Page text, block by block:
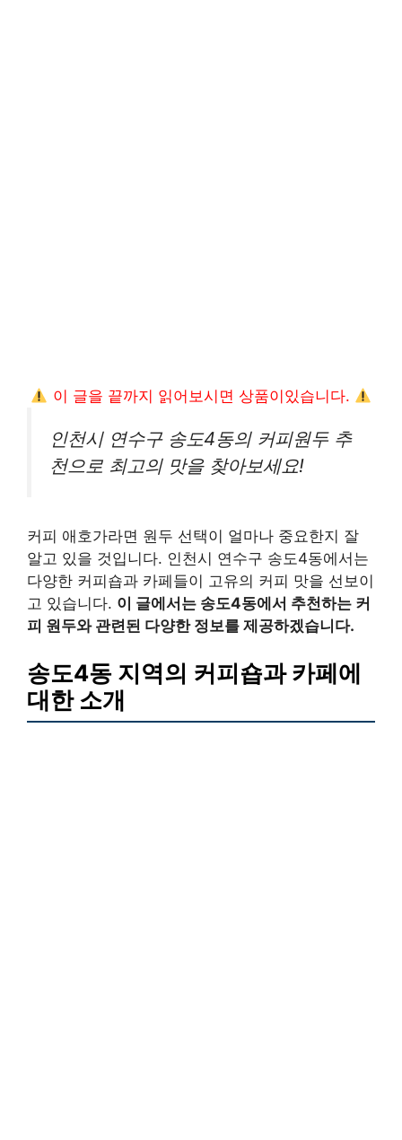
이 글을 끝까지 읽어보시면 상품이있습니다.
인천시 연수구 송도4동의 커피원두 추
천으로 최고의 맛을 찾아보세요!
커피 애호가라면 원두 선택이 얼마나 중요한지 잘
알고 있을 것입니다. 인천시 연수구 송도4동에서는
다양한 커피숍과 카페들이 고유의 커피 맛을 선보이
고 있습니다. 이 글에서는 송도4동에서 추천하는 커
피 원두와 관련된 다양한 정보를 제공하겠습니다.
송도4동 지역의 커피숍과 카페에
대한 소개